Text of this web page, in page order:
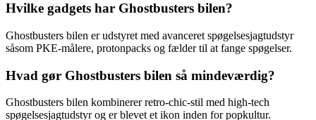
Hvilke gadgets har Ghostbusters bilen?
Ghostbusters bilen er udstyret med avanceret spøgelsesjagtudstyr
såsom PKE-målere, protonpacks og fælder til at fange spøgelser.
Hvad gør Ghostbusters bilen så mindeværdig?
Ghostbusters bilen kombinerer retro-chic-stil med high-tech
spøgelsesjagtudstyr og er blevet et ikon inden for popkultur.